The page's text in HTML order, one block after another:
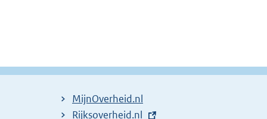
MijnOverheid.nl
E
Rijksoverheid.nl